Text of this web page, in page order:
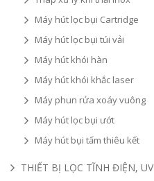
Máy hút lọc bụi Cartridge
Máy hút lọc bụi túi vải
Máy hút khói hàn
Máy hút khói khắc laser
Máy phun rửa xoáy vuông
Máy hút lọc bụi ướt
Máy hút bụi tấm thiêu kết
THIẾT BỊ LỌC TĨNH ĐIỆN, UV